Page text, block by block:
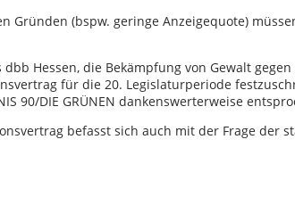
Gründen (bspw. geringe Anzeigequote)
dbb Hessen, die Bekämpfung von Gewalt
für die 20. Legislaturperiode
90/DIE GRÜNEN dankenswerterweise
befasst sich auch mit der Frage der